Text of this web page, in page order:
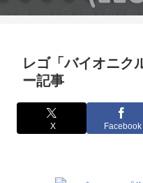
レゴ「バイオニク
ー記事
X Facebook